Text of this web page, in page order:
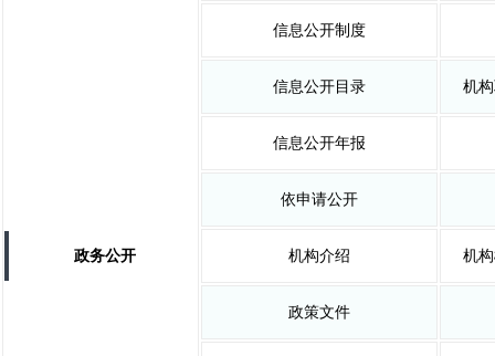
政务公开
信息公开制度
信息公开目录 机
信息公开年报
依申请公开
机构介绍 机
政策文件